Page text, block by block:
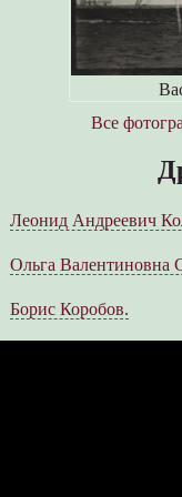
Все
Леонид Андреевич
Ольга Валентиновна
Борис Коробов.